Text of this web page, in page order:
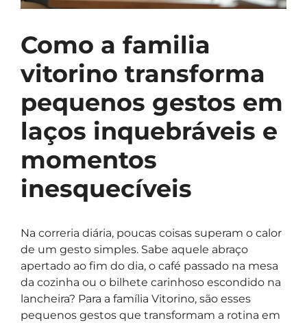
Como a familia
vitorino transforma
pequenos gestos em
laços inquebráveis e
momentos
inesquecíveis
Na correria diária, poucas coisas superam o calor
de um gesto simples. Sabe aquele abraço
apertado ao fim do dia, o café passado na mesa
da cozinha ou o bilhete carinhoso escondido na
lancheira? Para a família Vitorino, são esses
pequenos gestos que transformam a rotina em